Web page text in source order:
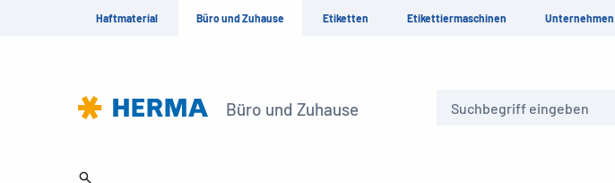
Haftmaterial Büro und Zuhause Etiketten Etikettiermaschinen Unternehmen
Büro und Zuhause